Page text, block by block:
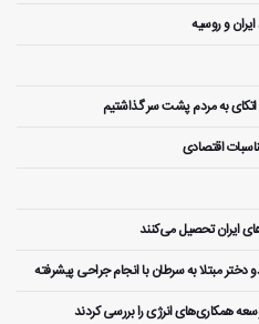
و روسیه
به مردم پشت سر گذاشتیم
اقتصادی
مبتلا به سرطان با انجام جراحی پیشرفته
همکاری‌های انرژی را بررسی کردند